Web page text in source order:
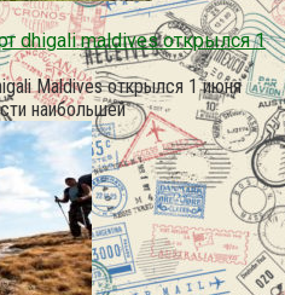
dhigali maldives открылся 1
Maldives открылся 1 июня
наибольшей